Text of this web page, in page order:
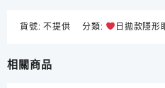
貨號:不提供 分類: 日拋款隱形
相關商品